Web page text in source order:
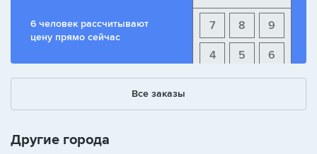
6 человек рассчитывают
цену прямо сейчас
9
8
7
6
5
4
+ - /
Все заказы
Другие города